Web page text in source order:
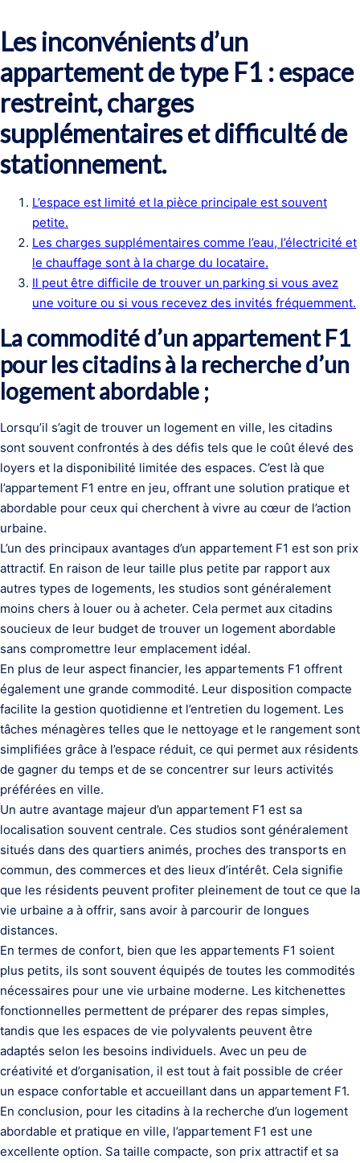
Les inconvénients d’un
appartement de type F1 : espace
restreint, charges
supplémentaires et difficulté de
stationnement.
L’espace est limité et la pièce principale est souvent
petite.
Les charges supplémentaires comme l’eau, l’électricité et
le chauffage sont à la charge du locataire.
Il peut être difficile de trouver un parking si vous avez
une voiture ou si vous recevez des invités fréquemment.
La commodité d’un appartement F1
pour les citadins à la recherche d’un
logement abordable ;
Lorsqu’il s’agit de trouver un logement en ville, les citadins
sont souvent confrontés à des défis tels que le coût élevé des
loyers et la disponibilité limitée des espaces. C’est là que
l’appartement F1 entre en jeu, offrant une solution pratique et
abordable pour ceux qui cherchent à vivre au cœur de l’action
urbaine.
L’un des principaux avantages d’un appartement F1 est son prix
attractif. En raison de leur taille plus petite par rapport aux
autres types de logements, les studios sont généralement
moins chers à louer ou à acheter. Cela permet aux citadins
soucieux de leur budget de trouver un logement abordable
sans compromettre leur emplacement idéal.
En plus de leur aspect financier, les appartements F1 offrent
également une grande commodité. Leur disposition compacte
facilite la gestion quotidienne et l’entretien du logement. Les
tâches ménagères telles que le nettoyage et le rangement sont
simplifiées grâce à l’espace réduit, ce qui permet aux résidents
de gagner du temps et de se concentrer sur leurs activités
préférées en ville.
Un autre avantage majeur d’un appartement F1 est sa
localisation souvent centrale. Ces studios sont généralement
situés dans des quartiers animés, proches des transports en
commun, des commerces et des lieux d’intérêt. Cela signifie
que les résidents peuvent profiter pleinement de tout ce que la
vie urbaine a à offrir, sans avoir à parcourir de longues
distances.
En termes de confort, bien que les appartements F1 soient
plus petits, ils sont souvent équipés de toutes les commodités
nécessaires pour une vie urbaine moderne. Les kitchenettes
fonctionnelles permettent de préparer des repas simples,
tandis que les espaces de vie polyvalents peuvent être
adaptés selon les besoins individuels. Avec un peu de
créativité et d’organisation, il est tout à fait possible de créer
un espace confortable et accueillant dans un appartement F1.
En conclusion, pour les citadins à la recherche d’un logement
abordable et pratique en ville, l’appartement F1 est une
excellente option. Sa taille compacte, son prix attractif et sa